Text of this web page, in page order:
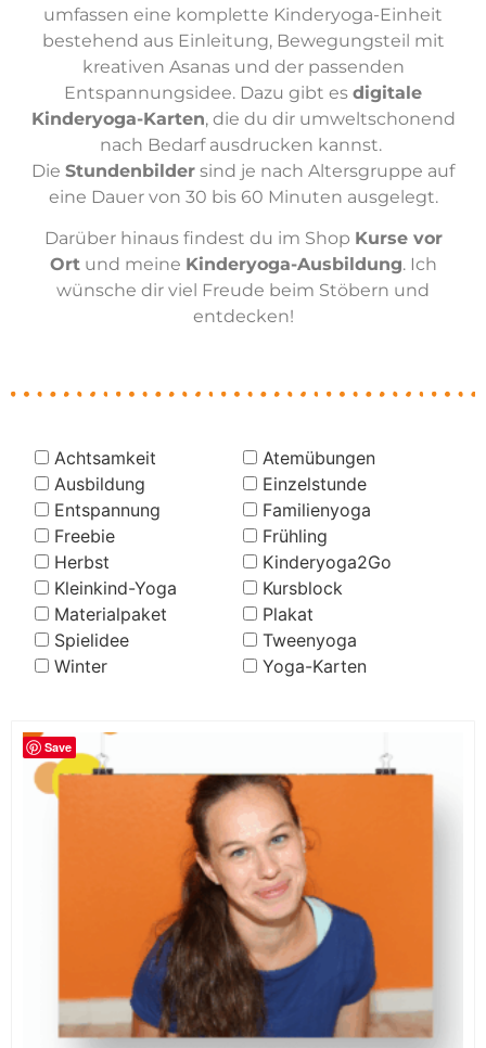
umfassen eine komplette Kinderyoga-Einheit
bestehend aus Einleitung, Bewegungsteil mit
kreativen Asanas und der passenden
Entspannungsidee. Dazu gibt es digitale
Kinderyoga-Karten, die du dir umweltschonend
nach Bedarf ausdrucken kannst.
Die Stundenbilder sind je nach Altersgruppe auf
eine Dauer von 30 bis 60 Minuten ausgelegt.
Darüber hinaus findest du im Shop Kurse vor
Ortund meine Kinderyoga-Ausbildung. Ich
wünsche dir viel Freude beim Stöbern und
entdecken!
Achtsamkeit
Atemübungen
Ausbildung
Einzelstunde
Entspannung
Familienyoga
Freebie
Frühling
Herbst
Kinderyoga2Go
Kleinkind-Yoga
Kursblock
Materialpaket
Plakat
Spielidee
Tweenyoga
Winter
Yoga-Karten
Save